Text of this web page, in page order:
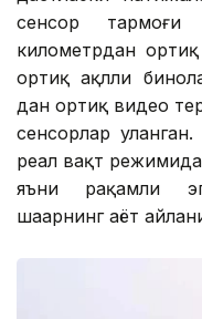
сенсор
километрдан
ортиқ ақлли
дан ортиқ видео
сенсорлар
реал вақт
яъни рақамли
шаҳарнинг ҳаёт